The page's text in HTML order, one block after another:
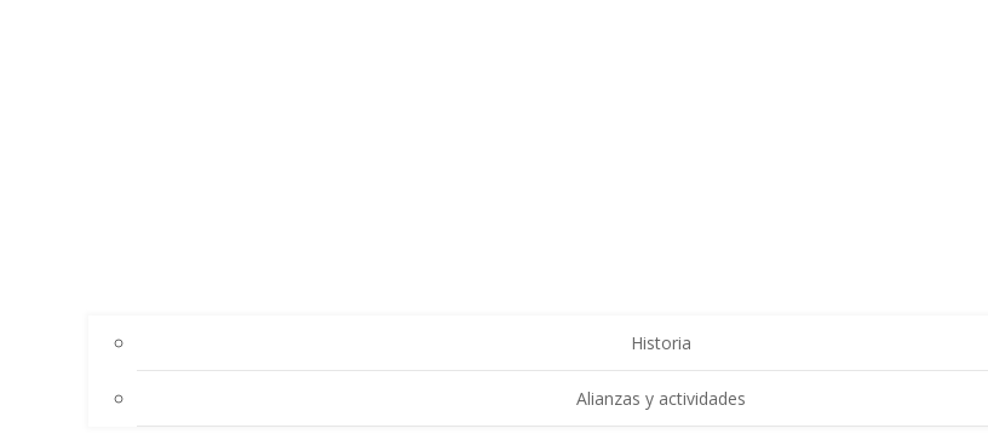
Historia
Alianzas y actividades